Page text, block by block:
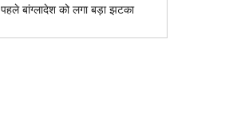
पहले बांग्लादेश को लगा बड़ा झटका